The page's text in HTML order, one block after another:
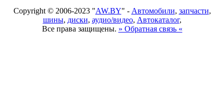
Copyright © 2006-2023 "AW.BY" - Автомобили, запчасти,
шины, диски, аудио/видео, Автокаталог,
Все права защищены. » Обратная связь «